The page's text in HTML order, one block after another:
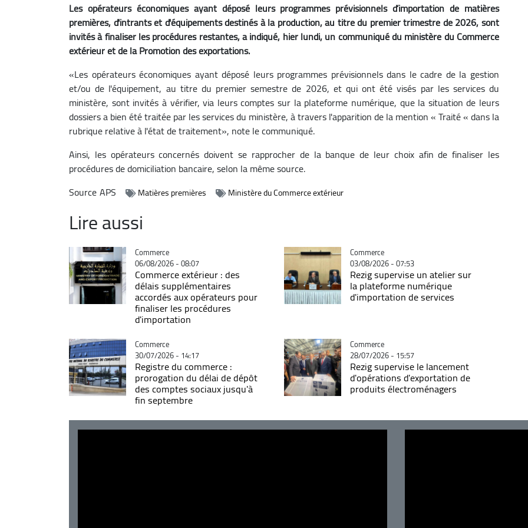
Les opérateurs économiques ayant déposé leurs programmes prévisionnels d’importation de matières
premières, d'intrants et d'équipements destinés à la production, au titre du premier trimestre de 2026, sont
invités à finaliser les procédures restantes, a indiqué, hier lundi, un communiqué du ministère du Commerce
extérieur et de la Promotion des exportations.
«Les opérateurs économiques ayant déposé leurs programmes prévisionnels dans le cadre de la gestion
et/ou de l'équipement, au titre du premier semestre de 2026, et qui ont été visés par les services du
ministère, sont invités à vérifier, via leurs comptes sur la plateforme numérique, que la situation de leurs
dossiers a bien été traitée par les services du ministère, à travers l'apparition de la mention « Traité « dans la
rubrique relative à l'état de traitement», note le communiqué.
Ainsi, les opérateurs concernés doivent se rapprocher de la banque de leur choix afin de finaliser les
procédures de domiciliation bancaire, selon la même source.
SourceAPS Matières premières Ministère du Commerce extérieur
Lire aussi
Catégorie
Commerce
06/08/2026 - 08:07
Commerce extérieur : des
délais supplémentaires
accordés aux opérateurs pour
finaliser les procédures
d'importation
Catégorie
Commerce
03/08/2026 - 07:53
Rezig supervise un atelier sur
la plateforme numérique
d'importation de services
Catégorie
Commerce
30/07/2026 - 14:17
Registre du commerce :
prorogation du délai de dépôt
des comptes sociaux jusqu'à
fin septembre
Catégorie
Commerce
28/07/2026 - 15:57
Rezig supervise le lancement
d'opérations d'exportation de
produits électroménagers